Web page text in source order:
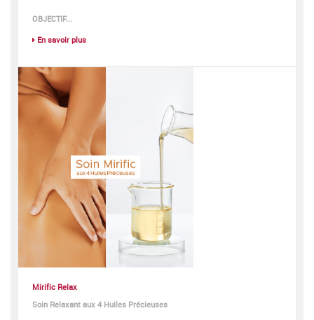
OBJECTIF...
En savoir plus
Mirific Relax
Soin Relaxant aux 4 Huiles Précieuses